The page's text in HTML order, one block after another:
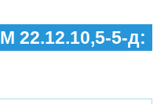
22.12.10,5-5-д: